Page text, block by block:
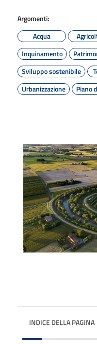
Argomenti:
Acqua
Inquinamento
Sviluppo sostenibile
Urbanizzazione
Piano
INDICE DELLA PAGINA